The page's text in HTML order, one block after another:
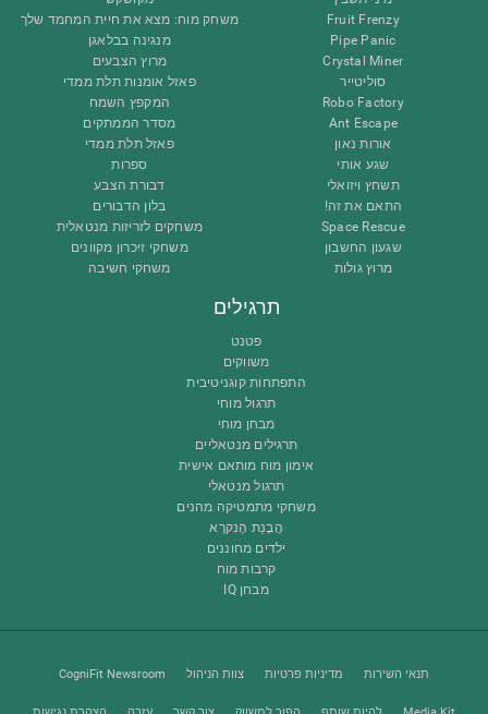
Fruit Frenzy
Pipe Panic
Crystal Miner
סוליטייר
Robo Factory
Ant Escape
אורות נאון
שגע אותי
תשחץ ויזואלי
התאם את זה!
Space Rescue
שגעון החשבון
מרוץ גולות
משחק מוח: מצא את חיית המחמד שלך
מנגינה בבלאגן
מרוץ הצבעים
פאזל אומנות תלת ממדי
המקפץ השמח
מסדר הממתקים
פאזל תלת ממדי
ספרות
דבורת הצבע
בלון הדבורים
משחקים לזריזות מנטאלית
משחקי זיכרון מקוונים
משחקי חשיבה
תרגילים
פטנט
משווקים
התפתחות קוגניטיבית
תרגול מוחי
מבחן מוחי
תרגילים מנטאליים
אימון מוח מותאם אישית
תרגול מנטאלי
משחקי מתמטיקה מהנים
הֲבָנַת הָנִקרָא
ילדים מחוננים
קרבות מוח
מבחן IQ
תנאי השירות מדיניות פרטיות צוות הניהול CogniFit Newsroom